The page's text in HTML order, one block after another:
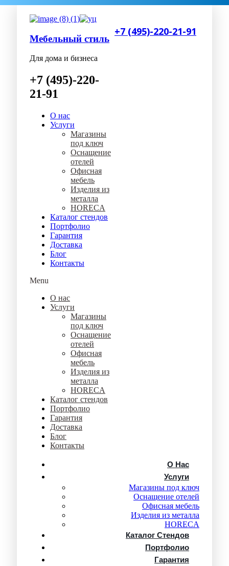
Мебельный стиль
Для дома и бизнеса
+7 (495)-220-
21-91
О нас
Услуги
Магазины
под ключ
Оснащение
отелей
Офисная
мебель
Изделия из
металла
HORECA
Каталог стендов
Портфолио
Гарантия
Доставка
Блог
Контакты
Menu
О нас
Услуги
Магазины
под ключ
Оснащение
отелей
Офисная
мебель
Изделия из
металла
HORECA
Каталог стендов
Портфолио
Гарантия
Доставка
Блог
Контакты
О Нас
Услуги
Магазины под ключ
Оснащение отелей
Офисная мебель
Изделия из металла
HORECA
Каталог Стендов
Портфолио
Гарантия
+7 (495)-220-21-91